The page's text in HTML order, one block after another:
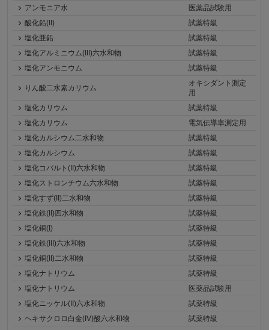
アンモニア水
医薬品試験用
酸化鉛(II)
試薬特級
塩化亜鉛
試薬特級
塩化アルミニウム(III)六水和物
試薬特級
塩化アンモニウム
試薬特級
りん酸二水素カリウム
オキシダント測定
用
塩化カリウム
試薬特級
塩化カリウム
電気伝導率測定用
塩化カルシウム二水和物
試薬特級
塩化カルシウム
試薬特級
塩化コバルト(II)六水和物
試薬特級
塩化ストロンチウム六水和物
試薬特級
塩化すず(II)二水和物
試薬特級
塩化鉄(II)四水和物
試薬特級
塩化銅(I)
試薬特級
塩化鉄(III)六水和物
試薬特級
塩化銅(II)二水和物
試薬特級
塩化ナトリウム
試薬特級
塩化ナトリウム
医薬品試験用
塩化ニッケル(II)六水和物
試薬特級
ヘキサクロロ白金(IV)酸六水和物
試薬特級